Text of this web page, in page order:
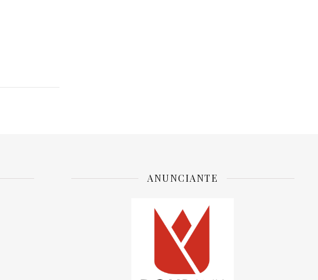
ANUNCIANTE